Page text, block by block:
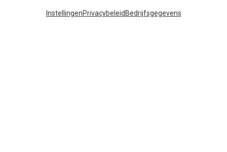
InstellingenPrivacybeleid Bedrijfsgegevens